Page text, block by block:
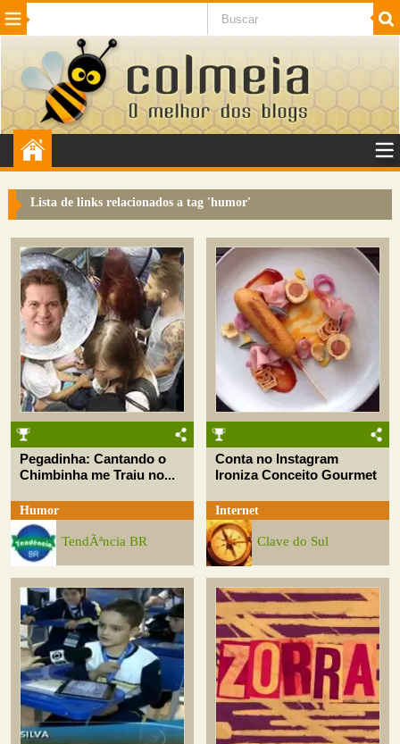
Beleza Cinema e TV
Internet Jogos NotÃ­cias SaÃºde
VeÃ­culos Adulto
Sugerir Link
Colmeia Exchange
Perguntas Frequentes
Sobre
Contato
Lista de links relacionados a tag 'humor'
Pegadinha: Cantando o
Chimbinha me Traiu no...
Humor
TendÃªncia BR
Conta no Instagram
Ironiza Conceito Gourmet
Internet
Clave do Sul